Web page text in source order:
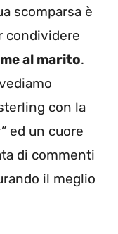
scomparsa è
condividere
al marito.
con la
ed un cuore
di commenti
il meglio